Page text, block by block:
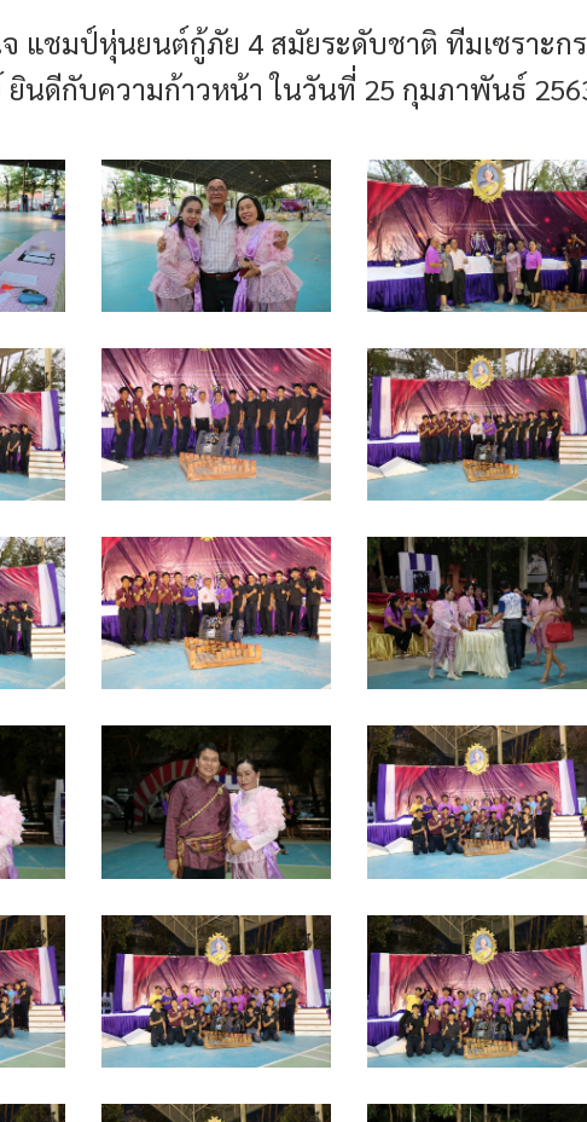
แชมป์หุ่นยนต์กู้ภัย 4 สมัยระดับชาติ ทีมเซราะก
ยินดีกับความก้าวหน้า ในวันที่ 25 กุมภาพันธ์